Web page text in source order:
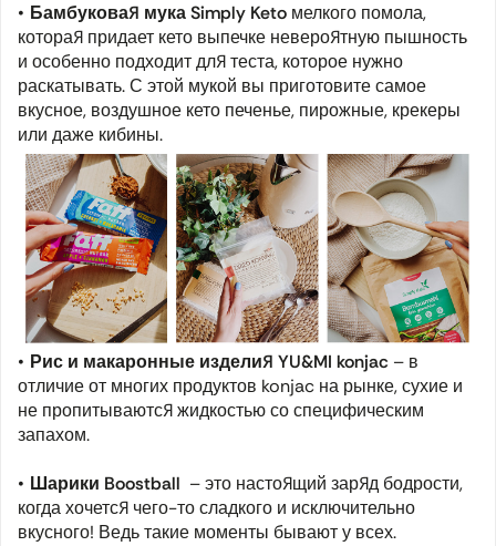
Бамбуковая мука Simply Keto мелкого помола,
которая придает кето выпечке невероятную пышность
и особенно подходит для теста, которое нужно
раскатывать. С этой мукой вы приготовите самое
вкусное, воздушное кето печенье, пирожные, крекеры
или даже кибины.
Рис и макаронные изделия YU&MI konjac – в
отличие от многих продуктов konjac на рынке, сухие и
не пропитываются жидкостью со специфическим
запахом.
Шарики Boostball – это настоящий заряд бодрости,
когда хочется чего-то сладкого и исключительно
вкусного! Ведь такие моменты бывают у всех.